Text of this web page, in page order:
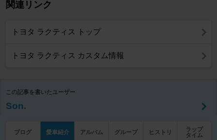
関連リンク
トヨタ ラクティス トップ
トヨタ ラクティス カスタム情報
この記事を書いたユーザー
Son.
ブログ 愛車紹介 アルバム グループ ヒストリ
ラップ
タイム